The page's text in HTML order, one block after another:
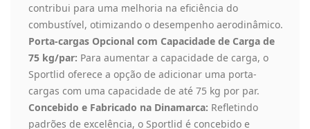
contribui para uma melhoria na eficiência do
combustível, otimizando o desempenho aerodinâmico.
Porta-cargas Opcional com Capacidade de Carga de
75 kg/par: Para aumentar a capacidade de carga, o
Sportlid oferece a opção de adicionar uma porta-
cargas com uma capacidade de até 75 kg por par.
Concebido e Fabricado na Dinamarca: Refletindo
padrões de excelência, o Sportlid é concebido e